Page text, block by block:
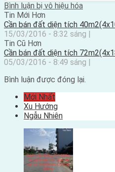
Bình luận bị vô hiệu hóa
Tin Mới Hơn
Cần bán đất diện tích
15/03/2016 - 8:32 sáng |
Tin Cũ Hơn
Cần bán đất diện tích
05/03/2016 - 8:49 sáng |
Bình luận được đóng lại.
Mới Nhất
Xu Hướng
Ngẫu Nhiên